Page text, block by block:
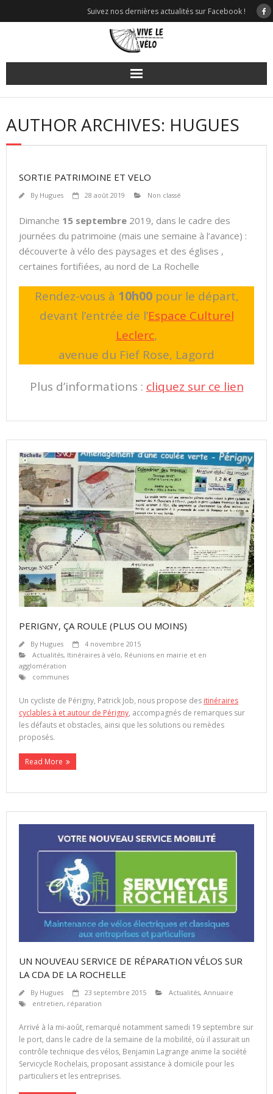
Suivez nos dernières actualités sur Facebook !
AUTHOR ARCHIVES: HUGUES
SORTIE PATRIMOINE ET VELO
By Hugues 28 août 2019 Non classé
Dimanche 15 septembre 2019, dans le cadre des
journées du patrimoine (mais une semaine à l’avance) :
découverte à vélo des paysages et des églises ,
certaines fortifiées, au nord de La Rochelle
Rendez-vous à 10h00pour le départ,
devant l’entrée de l’Espace Culturel
Leclerc,
avenue du Fief Rose, Lagord
Plus d’informations : cliquez sur ce lien
PERIGNY, ÇA ROULE (PLUS OU MOINS)
By Hugues
4 novembre 2015
Actualités, Itinéraires à vélo, Réunions en mairie et en
agglomération
communes
Un cycliste de Périgny, Patrick Job, nous propose des itinéraires
cyclables à et autour de Périgny, accompagnés de remarques sur
les défauts et obstacles, ainsi que les solutions ou remèdes
proposés.
Read More
UN NOUVEAU SERVICE DE RÉPARATION VÉLOS SUR
LA CDA DE LA ROCHELLE
By Hugues 23 septembre 2015 Actualités, Annuaire
entretien, réparation
Arrivé à la mi-août, remarqué notamment samedi 19 septembre sur
le port, dans le cadre de la semaine de la mobilité, où il assurait un
contrôle technique des vélos, Benjamin Lagrange anime la société
Servicycle Rochelais, proposant assistance à domicile pour les
particuliers et les entreprises.